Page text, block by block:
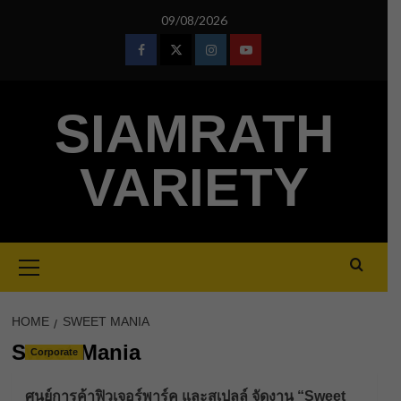
09/08/2026
FacebookTwitterInstagramYoutube
SIAMRATH
VARIETY
Menu
HOME SWEET MANIA
Sweet Mania
Corporate
ศูนย์การค้าฟิวเจอร์พาร์ค และสเปลล์ จัดงาน “Sweet